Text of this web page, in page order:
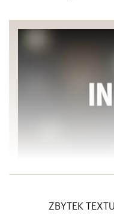
Žižka na 900
ZBYTEK